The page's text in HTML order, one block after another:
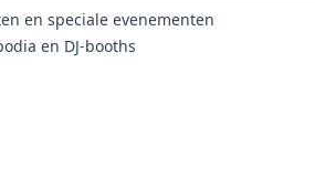
en speciale evenementen
en DJ-booths